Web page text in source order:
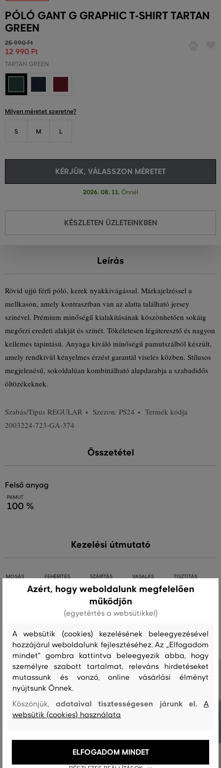
PÓLÓ GANT G GRAPHIC T-SHIRT TARTAN
GREEN
25 990 Ft
12 990 Ft
TARTAN GREEN
Milyen méretet szeretne?
S M L
KÉRJÜK, VÁLASSZON MÉRETET
2026. 08. 11. Önnél
KÉSZLETEN ÜZLETEINKBEN
Leírás
Rövid ujjú férfi póló, kerek nyakkivágással. Márkajelzéssel a
mellkason, amely kontrasztban van az alatta található jersey
színével. Prémium minőségű kialakításának köszönhetően sokáig
megőrzi eredeti alakját és színét. Tökéletesen légáteresztő és nagyon
kellemes tapintású. Anyaga kiváló minőségű pamutszálból készült,
amely rendkívül kényelmes érzést garantál viselés közben. Stílusos
megjelenésű, sokoldalúan kombinálható alapdarabja a szabadidős
öltözékeknek.
Szabás/Típus REGULAR Szezon: PS24
Termék kódja
2003224-723-GA-374
Összetétel
felső anyag
PAMUT
100 %
Kezelési útmutató
MOSÁS FEHÉRÍTÉS SZÁRÍTÁS VASALÁS TISZTÍTÁS
Azért, hogy weboldalunk megfelelően
működjön
(egyetértés a websütikkel)
A websütik (cookies) kezelésének beleegyezésével
hozzájárul weboldalunk fejlesztéséhez. Az „Elfogadom
mindet" gombra kattintva beleegyezik abba, hogy
személyre szabott tartalmat, releváns hirdetéseket
mutassunk és vonzó, online vásárlási élményt
nyújtsunk Önnek.
Köszönjük,adataival tisztességesen járunk el.A
websütik (cookies) használata
ELFOGADOM MINDET